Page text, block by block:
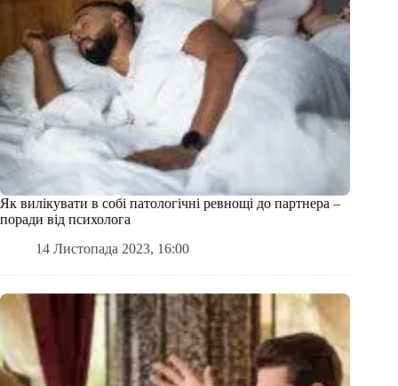
Як вилікувати в собі патологічні ревнощі до партнера –
поради від психолога
14 Листопада 2023, 16:00